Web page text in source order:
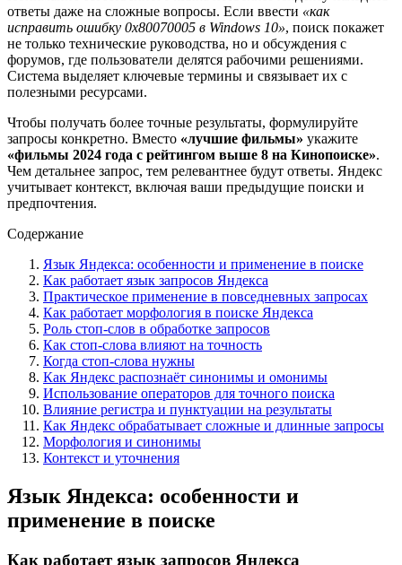
ответы даже на сложные вопросы. Если ввести «как
исправить ошибку 0x80070005 в Windows 10», поиск покажет
не только технические руководства, но и обсуждения с
форумов, где пользователи делятся рабочими решениями.
Система выделяет ключевые термины и связывает их с
полезными ресурсами.
Чтобы получать более точные результаты, формулируйте
запросы конкретно. Вместо «лучшие фильмы» укажите
«фильмы 2024 года с рейтингом выше 8 на Кинопоиске».
Чем детальнее запрос, тем релевантнее будут ответы. Яндекс
учитывает контекст, включая ваши предыдущие поиски и
предпочтения.
Содержание
Язык Яндекса: особенности и применение в поиске
Как работает язык запросов Яндекса
Практическое применение в повседневных запросах
Как работает морфология в поиске Яндекса
Роль стоп-слов в обработке запросов
Как стоп-слова влияют на точность
Когда стоп-слова нужны
Как Яндекс распознаёт синонимы и омонимы
Использование операторов для точного поиска
Влияние регистра и пунктуации на результаты
Как Яндекс обрабатывает сложные и длинные запросы
Морфология и синонимы
Контекст и уточнения
Язык Яндекса: особенности и
применение в поиске
Как работает язык запросов Яндекса